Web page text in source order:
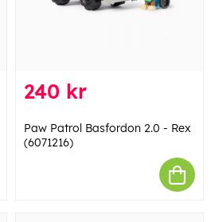
240 kr
Paw Patrol Basfordon 2.0 - Rex
(6071216)